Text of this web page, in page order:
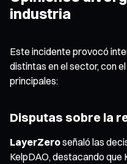
industria
Este incidente provocó
distintas en el sector, con
principales:
Disputas sobre la
LayerZeroseñaló las
KelpDAO, destacando que